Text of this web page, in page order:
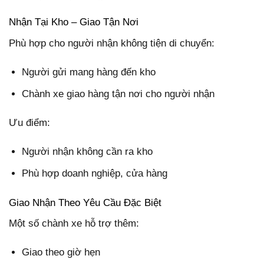
Nhận Tại Kho – Giao Tận Nơi
Phù hợp cho người nhận không tiện di chuyển:
Người gửi mang hàng đến kho
Chành xe giao hàng tận nơi cho người nhận
Ưu điểm:
Người nhận không cần ra kho
Phù hợp doanh nghiệp, cửa hàng
Giao Nhận Theo Yêu Cầu Đặc Biệt
Một số chành xe hỗ trợ thêm:
Giao theo giờ hẹn